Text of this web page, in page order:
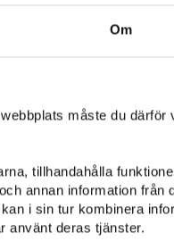
Om
måste du därför
tillhandahålla
annan information från
i sin tur kombinera
använt deras tjänster.
Grigio